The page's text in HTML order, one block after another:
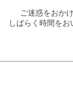
ご迷惑をおか
しばらく時間を